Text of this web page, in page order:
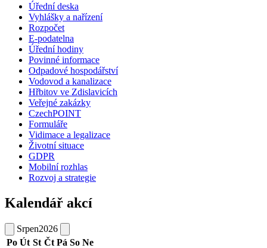
Úřední deska
Vyhlášky a nařízení
Rozpočet
E-podatelna
Úřední hodiny
Povinné informace
Odpadové hospodářství
Vodovod a kanalizace
Hřbitov ve Zdislavicích
Veřejné zakázky
CzechPOINT
Formuláře
Vidimace a legalizace
Životní situace
GDPR
Mobilní rozhlas
Rozvoj a strategie
Kalendář akcí
Srpen2026
Po Út St Čt Pá So Ne